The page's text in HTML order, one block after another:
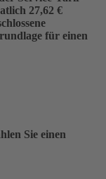
27,62 €
für einen
Sie einen